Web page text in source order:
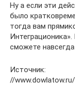
Ну а если эти
было
тогда вам
сможете навсегда
Источник:
//